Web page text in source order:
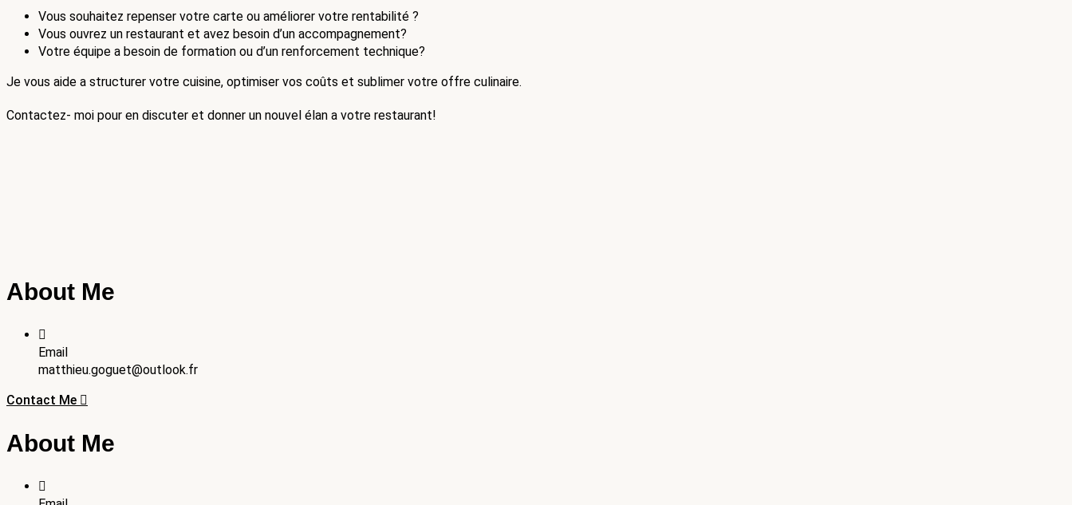
Vous souhaitez repenser votre carte ou améliorer votre rentabilité ?
Vous ouvrez un restaurant et avez besoin d’un accompagnement?
Votre équipe a besoin de formation ou d’un renforcement technique?
Je vous aide a structurer votre cuisine, optimiser vos coûts et sublimer votre offre culinaire.
Contactez- moi pour en discuter et donner un nouvel élan a votre restaurant!
About Me
Email
matthieu.goguet@outlook.fr
Contact Me
About Me